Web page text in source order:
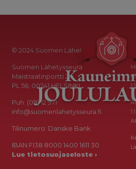
© 2024 Suomen Lähetysseura
Suomen Lähetysseura
Maistraatinportti 2a
PL 56, 00241 HELSINKI
Puh. (09) 12 971
info@suomenlahetysseura.fi
Tilinumero: Danske Bank
IBAN FI38 8000 1400 1611 30
Lue tietosuojaseloste ›